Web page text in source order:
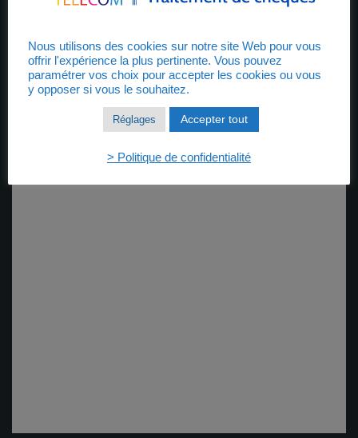
Nous utilisons des cookies sur notre site Web pour vous
offrir l'expérience la plus pertinente. Vous pouvez
paramétrer vos choix pour accepter les cookies ou vous
y opposer si vous le souhaitez.
Réglages Accepter tout
> Politique de confidentialité